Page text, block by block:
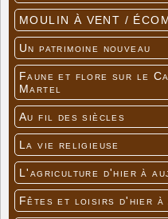
MOULIN À VENT /
Un patrimoine nouveau
Faune et flore sur le
Martel
Au fil des siècles
La vie religieuse
L'agriculture d'hier à
Fêtes et loisirs d'hier à